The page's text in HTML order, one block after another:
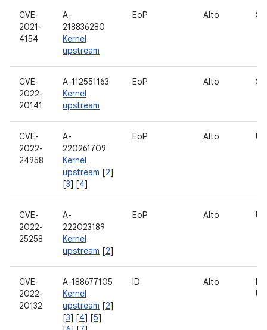
CVE-
2021-
4154
A-
218836280
Kernel
upstream
EoP Alto
CVE-
2022-
20141
A-112551163
Kernel
upstream
EoP Alto
CVE-
2022-
24958
A-
220261709
Kernel
upstream [2]
[3] [4]
EoP Alto
CVE-
2022-
25258
A-
222023189
Kernel
upstream [2]
EoP Alto
CVE-
2022-
20132
A-188677105
Kernel
upstream [2]
[3] [4] [5]
ID Alto